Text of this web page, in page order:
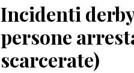
Incidenti
persone
scarcerate)